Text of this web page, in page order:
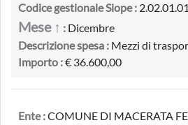
Codice gestionale Siope :
Mese ↑ : Dicembre
Descrizione spesa : Mezzi di
Importo :€ 36.600,00
Ente :COMUNE DI MACERATA